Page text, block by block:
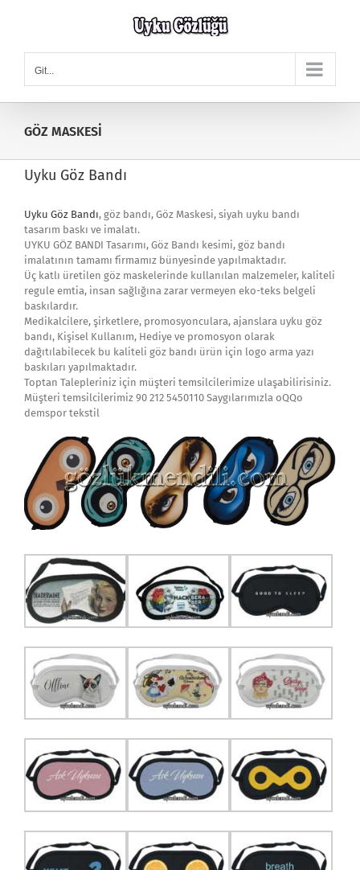
Git...
GÖZ MASKESİ
Uyku Göz Bandı
Uyku Göz Bandı, göz bandı, Göz Maskesi, siyah uyku bandı
tasarım baskı ve imalatı.
UYKU GÖZ BANDI Tasarımı, Göz Bandı kesimi, göz bandı
imalatının tamamı firmamız bünyesinde yapılmaktadır.
Üç katlı üretilen göz maskelerinde kullanılan malzemeler, kaliteli
regule emtia, insan sağlığına zarar vermeyen eko-teks belgeli
baskılardır.
Medikalcilere, şirketlere, promosyonculara, ajanslara uyku göz
bandı, Kişisel Kullanım, Hediye ve promosyon olarak
dağıtılabilecek bu kaliteli göz bandı ürün için logo arma yazı
baskıları yapılmaktadır.
Toptan Talepleriniz için müşteri temsilcilerimize ulaşabilirisiniz.
Müşteri temsilcilerimiz 90 212 5450110 Saygılarımızla oQQo
demspor tekstil